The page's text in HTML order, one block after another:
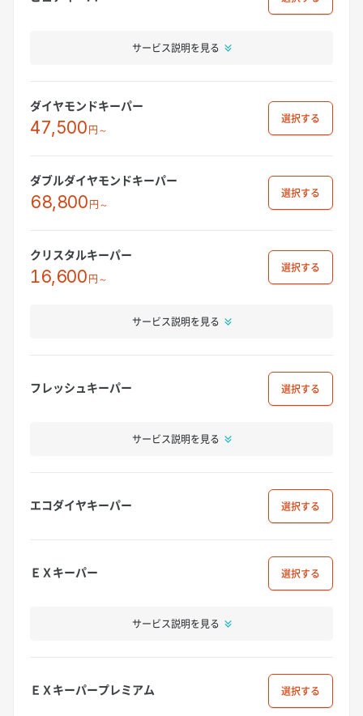
サービス説明を見る
ダイヤモンドキーパー
47,500円～
選択
ダブルダイヤモンドキーパー
68,800円～
選択
クリスタルキーパー
16,600円～
選択
サービス説明を見る
フレッシュキーパー 選択
サービス説明を見る
エコダイヤキーパー 選択
ＥＸキーパー 選択
サービス説明を見る
ＥＸキーパープレミアム 選択